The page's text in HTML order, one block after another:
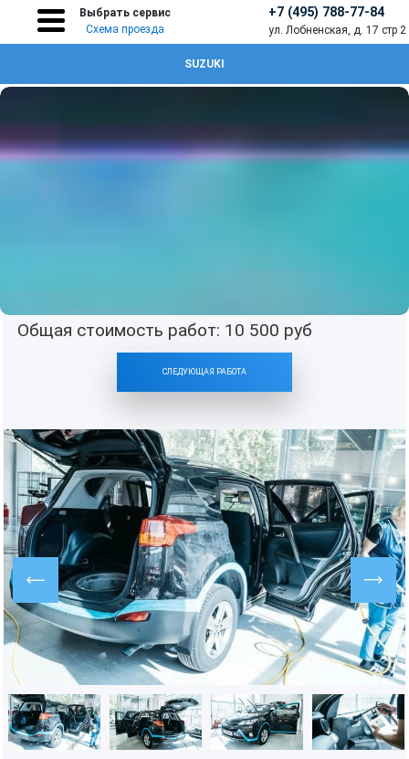
Выбрать сервис
Схема проезда
+7 (495) 788-77-84
ул. Лобненская, д. 17 стр 2
SUZUKI
НЕ НА СЛОВАХ, А НА ДЕЛЕ
Общая стоимость работ: 10 500 руб
СЛЕДУЮЩАЯ РАБОТА